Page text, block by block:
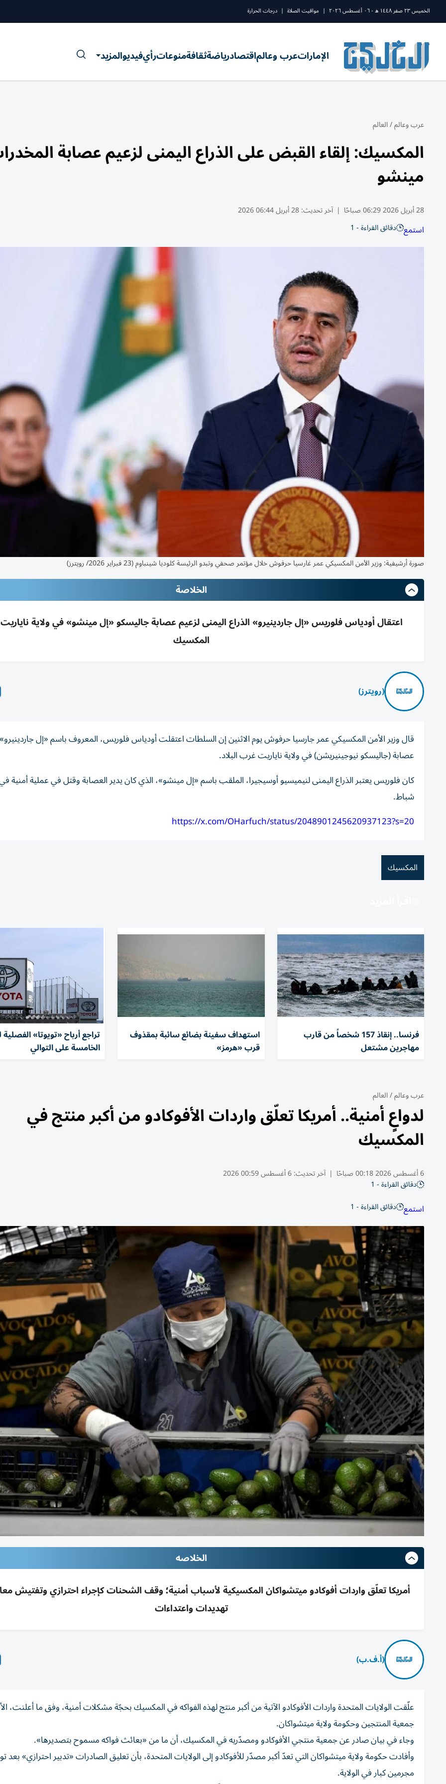
الخميس ٢٣ صفر ١٤٤٨ ه - ٠٦ أغسطس ٢٠٢٦ | مواقيت الصلاة | درجات الحرارة
الإماراتعرب وعالماقتصادرياضةثقافةمنوعاترأيفيديوالمزيد
عرب وعالم/العالم
المكسيك: إلقاء القبض على الذراع اليمنى لزعيم عصابة
‌مينشو
28 أبريل 2026 06:29 صباحًا | آخر تحديث:28 أبريل 06:44 2026
استمع دقائق القراءة - 1
صورة أرشيفية: وزير الأمن المكسيكي عمر غارسيا حرفوش خلال مؤتمر صحفي وتبدو الرئيسة كلوديا شينباوم (23 فبراير 2026/ رويترز)
الخلاصة
اعتقال أودياس فلوريس «إل جاردينيرو» الذراع اليمنى لزعيم عصابة جاليسكو «إل مينشو» في ولاية
المكسيك
(رويترز)
قال وزير ​الأمن المكسيكي ⁠عمر ‌جارسيا حرفوش ‌يوم الاثنين ‌إن السلطات اعتقلت ⁠أودياس فلوريس، المعروف باسم «إل
عصابة (جاليسكو نيوجينيريشن) في ​ولاية ناياريت ‌غرب البلاد.
كان فلوريس ⁠يعتبر الذراع اليمنى لنيميسيو أوسيجيرا، ​الملقب باسم «إل ‌مينشو»، ‌الذي كان يدير العصابة ‌وقتل في ‌عملية ⁠أمنية
شباط.
https://x.com/OHarfuch/status/2048901245620937123?s=20
المكسيك
فرنسا.. إنقاذ 157 شخصاً من قارب
مهاجرين مشتعل
استهداف سفينة بضائع سائبة بمقذوف
قرب «هرمز»
تراجع أرباح «تويوتا» الفصلية
الخامسة على التوالي
عرب وعالم/العالم
لدواعٍ أمنية.. أمريكا تعلّق واردات الأفوكادو من أكبر منتج في
المكسيك
6 أغسطس 2026 00:18 صباحًا | آخر تحديث:6 أغسطس 00:59 2026
دقائق القراءة - 1
استمع دقائق القراءة - 1
الخلاصه
أمريكا تعلّق واردات أفوكادو ميتشواكان المكسيكية لأسباب أمنية؛ وقف الشحنات كإجراء احترازي وتفتيش
تهديدات واعتداءات
(أ.ف.ب)
علّقت الولايات المتحدة واردات الأفوكادو الآتية من أكبر منتج لهذه الفواكه في المكسيك بحجّة مشكلات أمنية، وفق ما أعلنت،
جمعية المنتجين وحكومة ولاية ميتشواكان.
وجاء في بيان صادر عن جمعية منتجي الأفوكادو ومصدّريه في المكسيك، أن ما من «بعائث فواكه مسموح بتصديرها».
وأفادت حكومة ولاية ميتشواكان التي تعدّ أكبر مصدّر للأفوكادو إلى الولايات المتحدة، بأن تعليق الصادرات «تدبير احترازي» بعد
مجرمين كبار في الولاية.